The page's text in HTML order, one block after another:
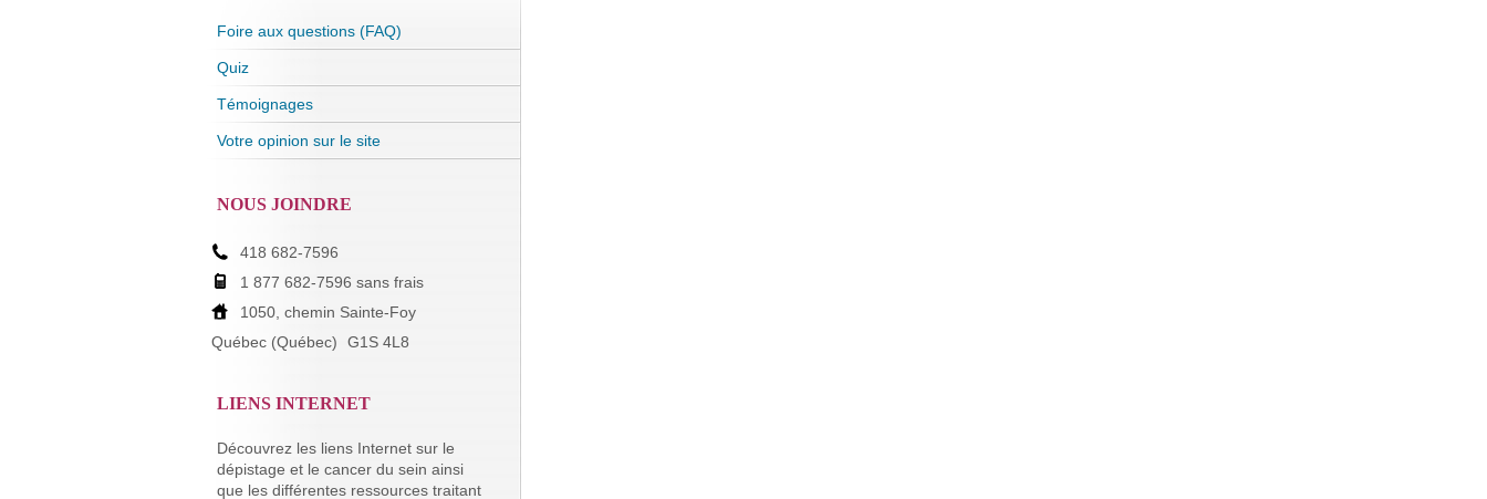
Foire aux questions (FAQ)
Quiz
Témoignages
Votre opinion sur le site
NOUS JOINDRE
418 682-7596
1 877 682-7596 sans frais
1050, chemin Sainte-Foy
Québec (Québec)
G1S 4L8
LIENS INTERNET
Découvrez les liens Internet sur le
dépistage et le cancer du sein ainsi
que les différentes ressources traitant